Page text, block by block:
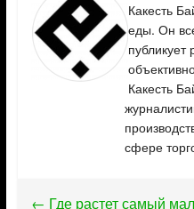
Какесть
еды. Он
Какесть
сфере
← Где растет самый